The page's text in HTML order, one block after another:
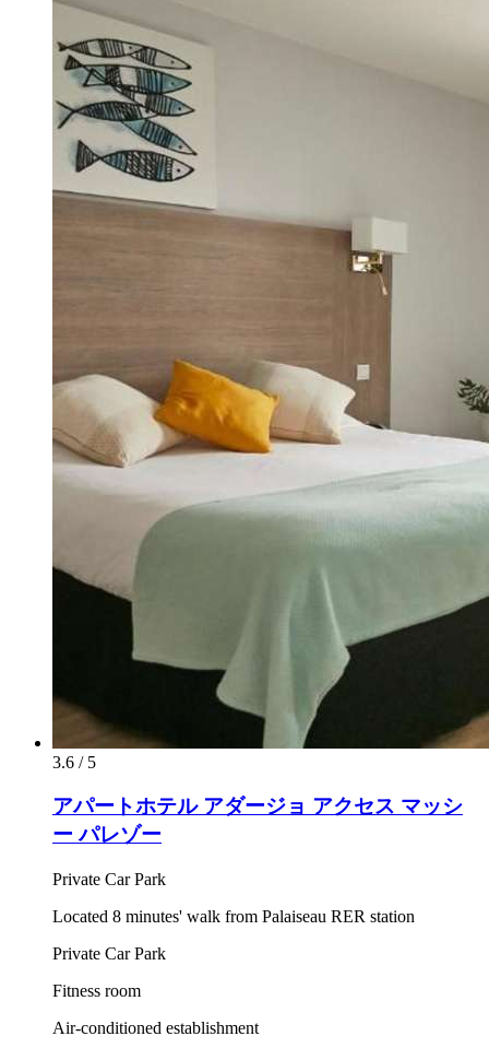
3.6 / 5
アパートホテル アダージョ アクセス マッシ
ー パレゾー
Private Car Park
Located 8 minutes' walk from Palaiseau RER station
Private Car Park
Fitness room
Air-conditioned establishment